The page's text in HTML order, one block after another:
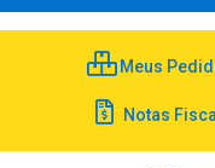
Meus
Notas